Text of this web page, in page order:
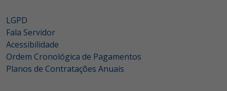
LGPD
Fala Servidor
Acessibilidade
Ordem Cronológica de Pagamentos
Planos de Contratações Anuais